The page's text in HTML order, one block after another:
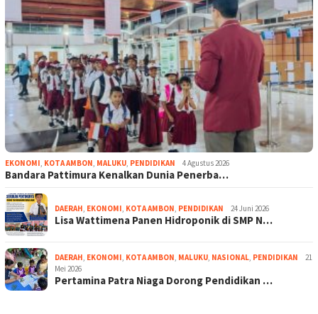
EKONOMI, KOTA AMBON, MALUKU, PENDIDIKAN 4 Agustus 2026
Bandara Pattimura Kenalkan Dunia Penerba…
DAERAH, EKONOMI, KOTA AMBON, PENDIDIKAN 24 Juni 2026
Lisa Wattimena Panen Hidroponik di SMP N…
DAERAH, EKONOMI, KOTA AMBON, MALUKU, NASIONAL, PENDIDIKAN
21
Mei 2026
Pertamina Patra Niaga Dorong Pendidikan …